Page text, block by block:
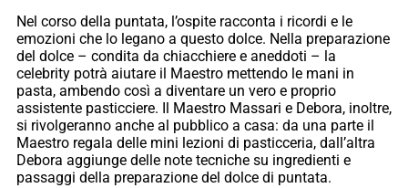
Nel corso della puntata, l’ospite racconta i ricordi e le
emozioni che lo legano a questo dolce. Nella preparazione
del dolce – condita da chiacchiere e aneddoti – la
celebrity potrà aiutare il Maestro mettendo le mani in
pasta, ambendo così a diventare un vero e proprio
assistente pasticciere. Il Maestro Massari e Debora, inoltre,
si rivolgeranno anche al pubblico a casa: da una parte il
Maestro regala delle mini lezioni di pasticceria, dall’altra
Debora aggiunge delle note tecniche su ingredienti e
passaggi della preparazione del dolce di puntata.